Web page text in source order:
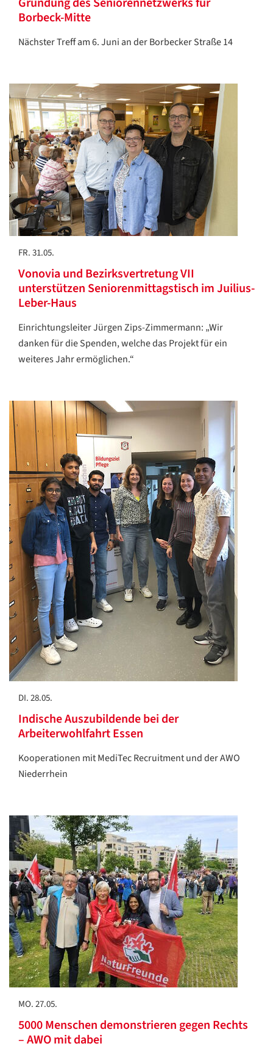
Borbeck-Mitte
Nächster Treff am 6. Juni an der Borbecker Straße 14
FR. 31.05.
Vonovia und Bezirksvertretung VII
unterstützen Seniorenmittagstisch im Juilius-
Leber-Haus
Einrichtungsleiter Jürgen Zips-Zimmermann: „Wir
danken für die Spenden, welche das Projekt für ein
weiteres Jahr ermöglichen.“
DI. 28.05.
Indische Auszubildende bei der
Arbeiterwohlfahrt Essen
Kooperationen mit MediTec Recruitment und der AWO
Niederrhein
MO. 27.05.
5000 Menschen demonstrieren gegen Rechts
– AWO mit dabei